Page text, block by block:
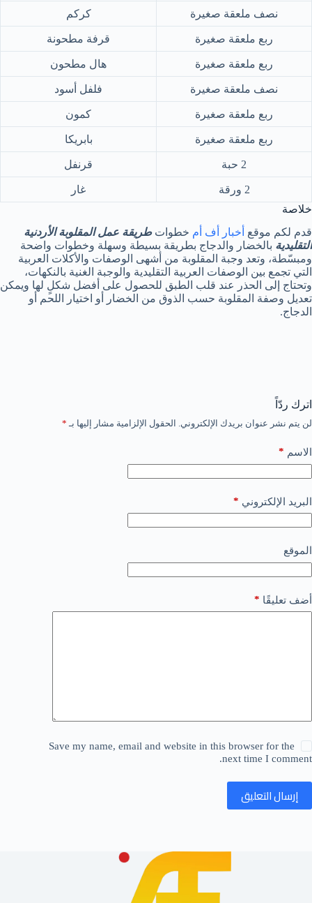
نصف ملعقة صغيرة كركم
ربع ملعقة صغيرة قرفة مطحونة
ربع ملعقة صغيرة هال مطحون
نصف ملعقة صغيرة فلفل أسود
ربع ملعقة صغيرة كمون
ربع ملعقة صغيرة بابريكا
2 حبة قرنفل
2 ورقة
غار
خلاصة
قدم لكم موقع أخبار أف أم خطواتطريقة عمل المقلوبة الأردنية
التقليدية بالخضار والدجاج بطريقة بسيطة وسهلة وخطوات واضحة
ومبسّطة، وتعد وجبة المقلوبة من أشهى الوصفات والأكلات العربية
التي تجمع بين الوصفات العربية التقليدية والوجبة الغنية بالنكهات،
وتحتاج إلى الحذر عند قلب الطبق للحصول على أفضل شكلٍ لها ويمكن
تعديل وصفة المقلوبة حسب الذوق من الخضار أو اختيار اللحم أو
الدجاج.
اترك ردّاً
لن يتم نشر عنوان بريدك الإلكتروني. الحقول الإلزامية مشار إليها بـ *
الاسم *
البريد الإلكتروني *
الموقع
أضف تعليقًا *
Save my name, email and website in this browser for the
next time I comment.
إرسال التعليق